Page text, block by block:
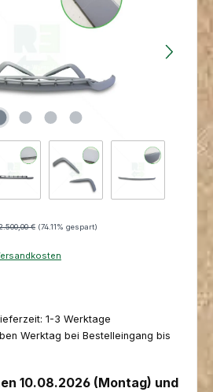
Preis:
€ (74.11% gespart)
1-3 Werktage
Werktag bei Bestelleingang bis
10.08.2026 (Montag) und